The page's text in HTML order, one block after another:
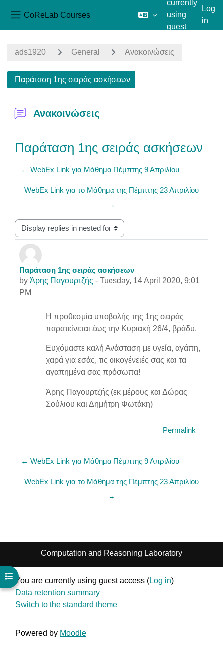
CoReLab Courses
currently
using
guest
Log
in
Open course index
ads1920 General Ανακοινώσεις
Παράταση 1ης σειράς ασκήσεων
Ανακοινώσεις
Παράταση 1ης σειράς ασκήσεων
← WebEx Link για Μάθημα Πέμπτης 9 Απριλίου
WebEx Link για το Μάθημα της Πέμπτης 23 Απριλίου
→
Display mode
Παράταση 1ης σειράς ασκήσεων
by Άρης Παγουρτζής - Tuesday, 14 April 2020, 9:01
PM
Number of replies: 0
Η προθεσμία υποβολής της 1ης σειράς
παρατείνεται έως την Κυριακή 26/4, βράδυ.
Ευχόμαστε καλή Ανάσταση με υγεία, αγάπη,
χαρά για εσάς, τις οικογένειές σας και τα
αγαπημένα σας πρόσωπα!
Άρης Παγουρτζής (εκ μέρους και Δώρας
Σούλιου και Δημήτρη Φωτάκη)
Permalink
← WebEx Link για Μάθημα Πέμπτης 9 Απριλίου
WebEx Link για το Μάθημα της Πέμπτης 23 Απριλίου
→
Computation and Reasoning Laboratory
You are currently using guest access (Log in)
Data retention summary
Switch to the standard theme
Powered by Moodle